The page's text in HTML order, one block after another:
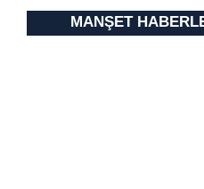
Sizlere daha iyi bir hizmet
Sitemizde kendimize ve
MANŞET